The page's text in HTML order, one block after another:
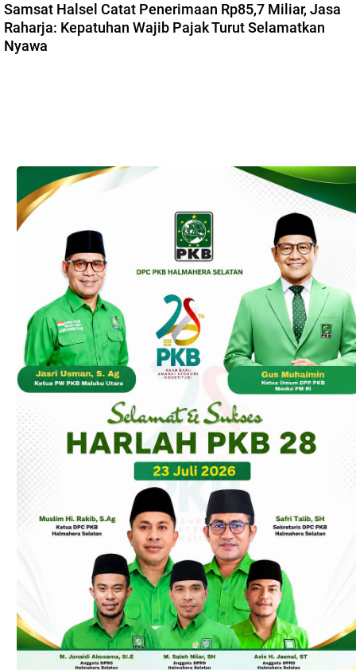
Samsat Halsel Catat Penerimaan Rp85,7 Miliar, Jasa
Raharja: Kepatuhan Wajib Pajak Turut Selamatkan
Nyawa